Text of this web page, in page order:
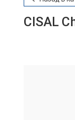
CISAL